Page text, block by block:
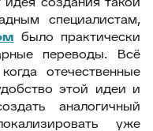
специалистам,
было практически
переводы. Всё
отечественные
этой идеи и
аналогичный
уже